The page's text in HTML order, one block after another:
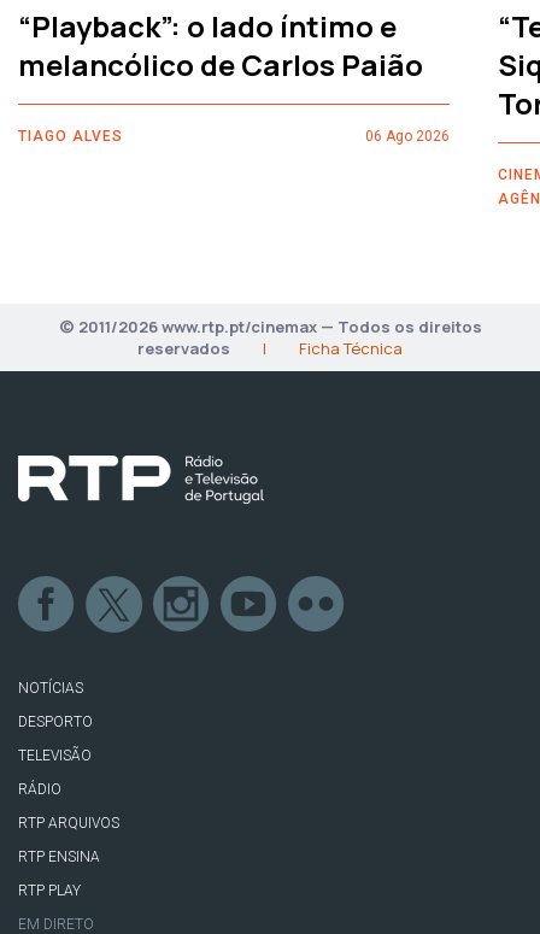
“Playback”: o lado íntimo e
melancólico de Carlos Paião
TIAGO ALVES 06 Ago 2026
© 2011/2026 www.rtp.pt/cinemax — Todos os direitos
reservados
| Ficha Técnica
NOTÍCIAS
DESPORTO
TELEVISÃO
RÁDIO
RTP ARQUIVOS
RTP ENSINA
RTP PLAY
EM DIRETO